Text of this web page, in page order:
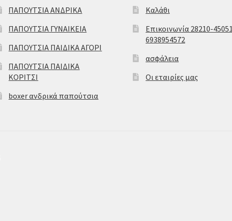
ΠΑΠΟΥΤΣΙΑ ΑΝΔΡΙΚΑ
ΠΑΠΟΥΤΣΙΑ ΓΥΝΑΙΚΕΙΑ
ΠΑΠΟΥΤΣΙΑ ΠΑΙΔΙΚΑ ΑΓΟΡΙ
ΠΑΠΟΥΤΣΙΑ ΠΑΙΔΙΚΑ
ΚΟΡΙΤΣΙ
boxer ανδρικά παπούτσια
Καλάθι
Επικοινωνία 28210-
6938954572
ασφάλεια
Οι εταιρίες μας